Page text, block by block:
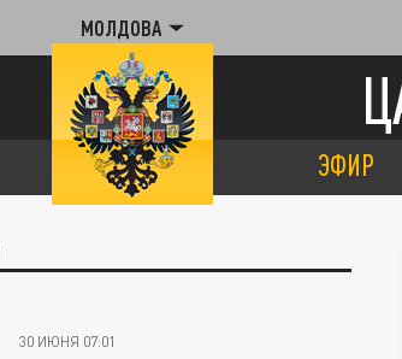
МОЛДОВА
ЭФИР
30 ИЮНЯ 07:01